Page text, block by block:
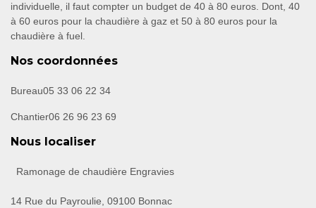
individuelle, il faut compter un budget de 40 à 80 euros. Dont, 40
à 60 euros pour la chaudière à gaz et 50 à 80 euros pour la
chaudière à fuel.
Nos coordonnées
Bureau05 33 06 22 34
Chantier06 26 96 23 69
Nous localiser
Ramonage de chaudière Engravies
14 Rue du Payroulie, 09100 Bonnac